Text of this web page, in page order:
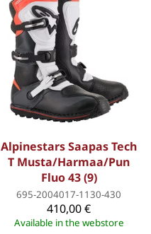
Alpinestars Saapas Tech
T Musta/Harmaa/Pun
Fluo 43 (9)
695-2004017-1130-430
410,00 €
Available in the webstore